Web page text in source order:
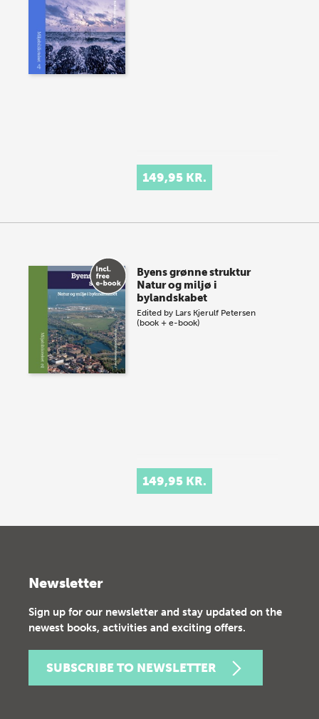
149,95 KR.
Byens grønne struktur
Natur og miljø i
bylandskabet
Edited by Lars Kjerulf Petersen
(book + e-book)
149,95 KR.
Newsletter
Sign up for our newsletter and stay updated on the
newest books, activities and exciting offers.
SUBSCRIBE TO NEWSLETTER